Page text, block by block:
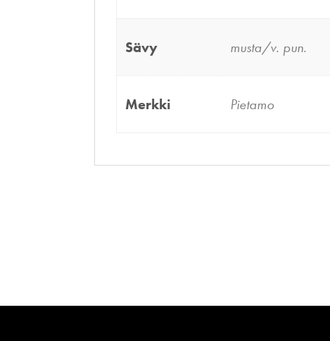
Sävy musta/v. pun.
Merkki Pietamo